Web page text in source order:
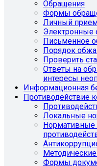
Обращения
Формы
Личный
Электронные
Письменное
Порядок
Проверить
Ответы на
интересы
Информационная
Противодействие
Локальные
Формы